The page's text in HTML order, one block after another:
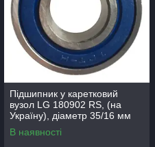
Підшипник у каретковий
вузол LG 180902 RS, (на
Україну), діаметр 35/16 мм
В наявності